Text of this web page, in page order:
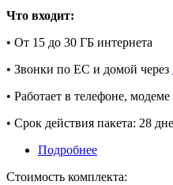
Что входит:
• От 15 до 30 ГБ интернета
• Звонки по ЕС и домой через
• Работает в телефоне,
• Срок действия пакета: 28
Подробнее
Стоимость комплекта: